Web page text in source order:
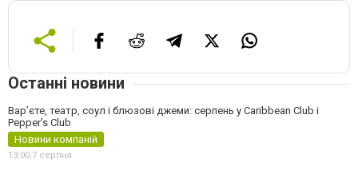
Останні новини
Вар’єте, театр, соул і блюзові джеми: серпень у Caribbean Club і
Pepper's Club
Новини компаній
13:00,7 серпня